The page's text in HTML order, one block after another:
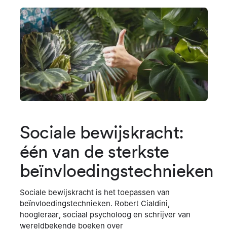
Sociale bewijskracht:
één van de sterkste
beïnvloedingstechnieken
Sociale bewijskracht is het toepassen van
beïnvloedingstechnieken. Robert Cialdini,
hoogleraar, sociaal psycholoog en schrijver van
wereldbekende boeken over